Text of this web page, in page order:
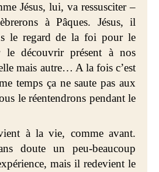
Jésus, lui, va ressusciter –
à Pâques. Jésus, il
le regard de la foi pour le
le découvrir présent à nos
mais autre… A la fois c’est
temps ça ne saute pas aux
le réentendrons pendant le
à la vie, comme avant.
doute un peu-beaucoup
mais il redevient le